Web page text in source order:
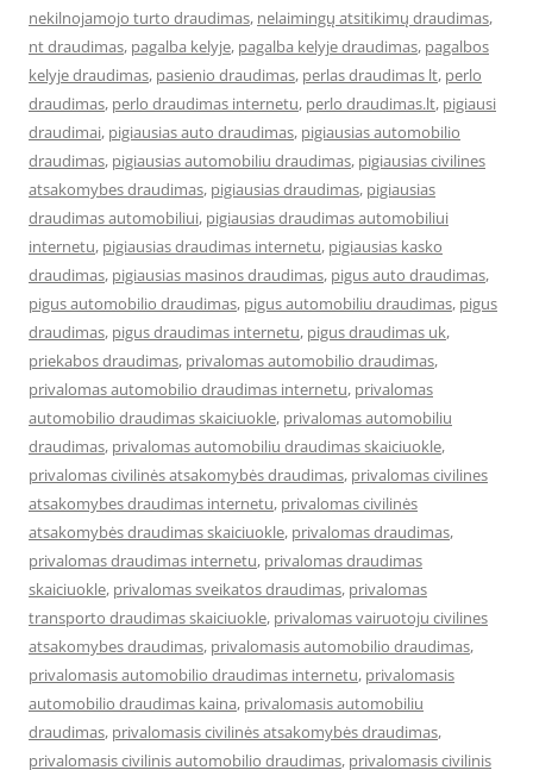
nekilnojamojo turto draudimas, nelaimingų atsitikimų draudimas,
nt draudimas, pagalba kelyje, pagalba kelyje draudimas, pagalbos
kelyje draudimas, pasienio draudimas, perlas draudimas lt, perlo
draudimas, perlo draudimas internetu, perlo draudimas.lt, pigiausi
draudimai, pigiausias auto draudimas, pigiausias automobilio
draudimas, pigiausias automobiliu draudimas, pigiausias civilines
atsakomybes draudimas, pigiausias draudimas, pigiausias
draudimas automobiliui, pigiausias draudimas automobiliui
internetu, pigiausias draudimas internetu, pigiausias kasko
draudimas, pigiausias masinos draudimas, pigus auto draudimas,
pigus automobilio draudimas, pigus automobiliu draudimas, pigus
draudimas, pigus draudimas internetu, pigus draudimas uk,
priekabos draudimas, privalomas automobilio draudimas,
privalomas automobilio draudimas internetu, privalomas
automobilio draudimas skaiciuokle, privalomas automobiliu
draudimas, privalomas automobiliu draudimas skaiciuokle,
privalomas civilinės atsakomybės draudimas, privalomas civilines
atsakomybes draudimas internetu, privalomas civilinės
atsakomybės draudimas skaiciuokle, privalomas draudimas,
privalomas draudimas internetu, privalomas draudimas
skaiciuokle, privalomas sveikatos draudimas, privalomas
transporto draudimas skaiciuokle, privalomas vairuotoju civilines
atsakomybes draudimas, privalomasis automobilio draudimas,
privalomasis automobilio draudimas internetu, privalomasis
automobilio draudimas kaina, privalomasis automobiliu
draudimas, privalomasis civilinės atsakomybės draudimas,
privalomasis civilinis automobilio draudimas, privalomasis civilinis